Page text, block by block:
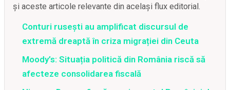
și aceste articole relevante din același flux editorial.
Conturi rusești au amplificat discursul de
extremă dreaptă în criza migrației din Ceuta
Moody’s: Situația politică din România riscă să
afecteze consolidarea fiscală